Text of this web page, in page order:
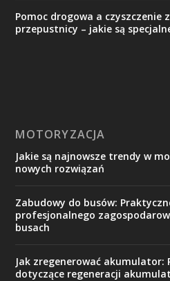
Pomoc drogowa a czyszczenie
przepustnicy – jakie są
MOTORYZACJA
Jakie są najnowsze trendy w
nowych rozwiązań
Zabudowy do busów:
profesjonalnego
busach
Jak zregenerować akumulator:
dotyczące regeneracji